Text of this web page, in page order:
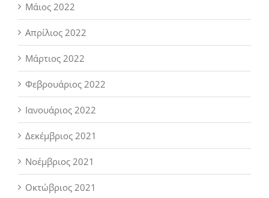
Μάιος 2022
Απρίλιος 2022
Μάρτιος 2022
Φεβρουάριος 2022
Ιανουάριος 2022
Δεκέμβριος 2021
Νοέμβριος 2021
Οκτώβριος 2021